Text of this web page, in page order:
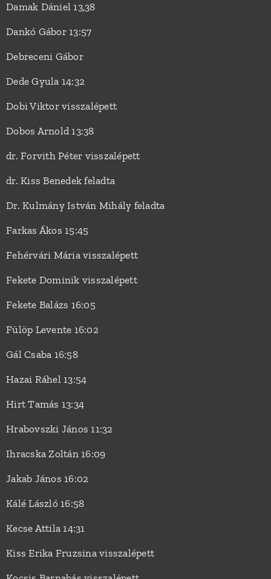
Damak Dániel 13,38
Dankó Gábor 13:57
Debreceni Gábor
Dede Gyula 14:32
Dobi Viktor visszalépett
Dobos Arnold 13:38
dr. Forvith Péter visszalépett
dr. Kiss Benedek feladta
Dr. Kulmány István Mihály feladta
Farkas Ákos 15:45
Fehérvári Mária visszalépett
Fekete Dominik visszalépett
Fekete Balázs 16:05
Fülöp Levente 16:02
Gál Csaba 16:58
Hazai Ráhel 13:54
Hirt Tamás 13:34
Hrabovszki János 11:32
Ihracska Zoltán 16:09
Jakab János 16:02
Kálé László 16:58
Kecse Attila 14:31
Kiss Erika Fruzsina visszalépett